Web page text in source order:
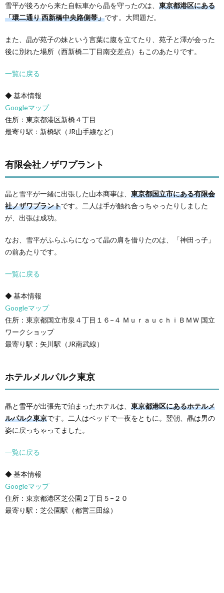
雪平が後ろから来た自転車から晶を守ったのは、 東京都港区にある
「環二通り 西新橋中央路側帯」です。大問題だ。
また、晶が苑子の妹という言葉に腹を立てたり、苑子と澤が会った
後に別れた場所（西新橋二丁目南交差点）もこのあたりです。
一覧に戻る
◆ 基本情報
Googleマップ
住所：東京都港区新橋４丁目
最寄り駅：新橋駅（JR山手線など）
有限会社ノザワプラント
晶と雪平が一緒に出張した山本商事は、 東京都国立市にある有限会
社ノザワプラントです。二人は手が触れ合っちゃったりしました
が、出張は成功。
なお、雪平がふらふらになって晶の肩を借りたのは、「神田っ子」
の前あたりです。
一覧に戻る
◆ 基本情報
Googleマップ
住所：東京都国立市泉４丁目１６−４ ＭｕｒａｕｃｈｉＢＭＷ 国立
ワークショップ
最寄り駅：矢川駅（JR南武線）
ホテルメルパルク東京
晶と雪平が出張先で泊まったホテルは、 東京都港区にあるホテルメ
ルパルク東京です。二人はベッドで一夜をともに。翌朝、晶は男の
姿に戻っちゃってました。
一覧に戻る
◆ 基本情報
Googleマップ
住所：東京都港区芝公園２丁目５−２０
最寄り駅：芝公園駅（都営三田線）